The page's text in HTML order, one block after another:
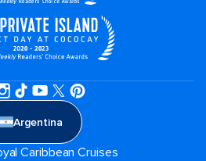
Argentina
Caribbean Cruises